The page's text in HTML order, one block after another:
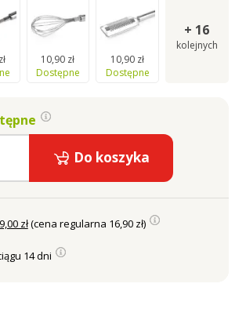
10,90 zł
Dostępne
10,90 zł
Dostępne
+ 16
kolejnych
Do koszyka
zł(cena regularna 16,90 zł)
14 dni